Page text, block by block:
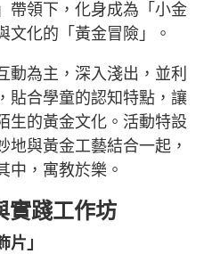
帶領下，化身成為「小金
文化的「黃金冒險」。
動為主，深入淺出，並利
貼合學童的認知特點，讓
生的黃金文化。活動特設
地與黃金工藝結合一起，
中，寓教於樂。
實踐工作坊
」